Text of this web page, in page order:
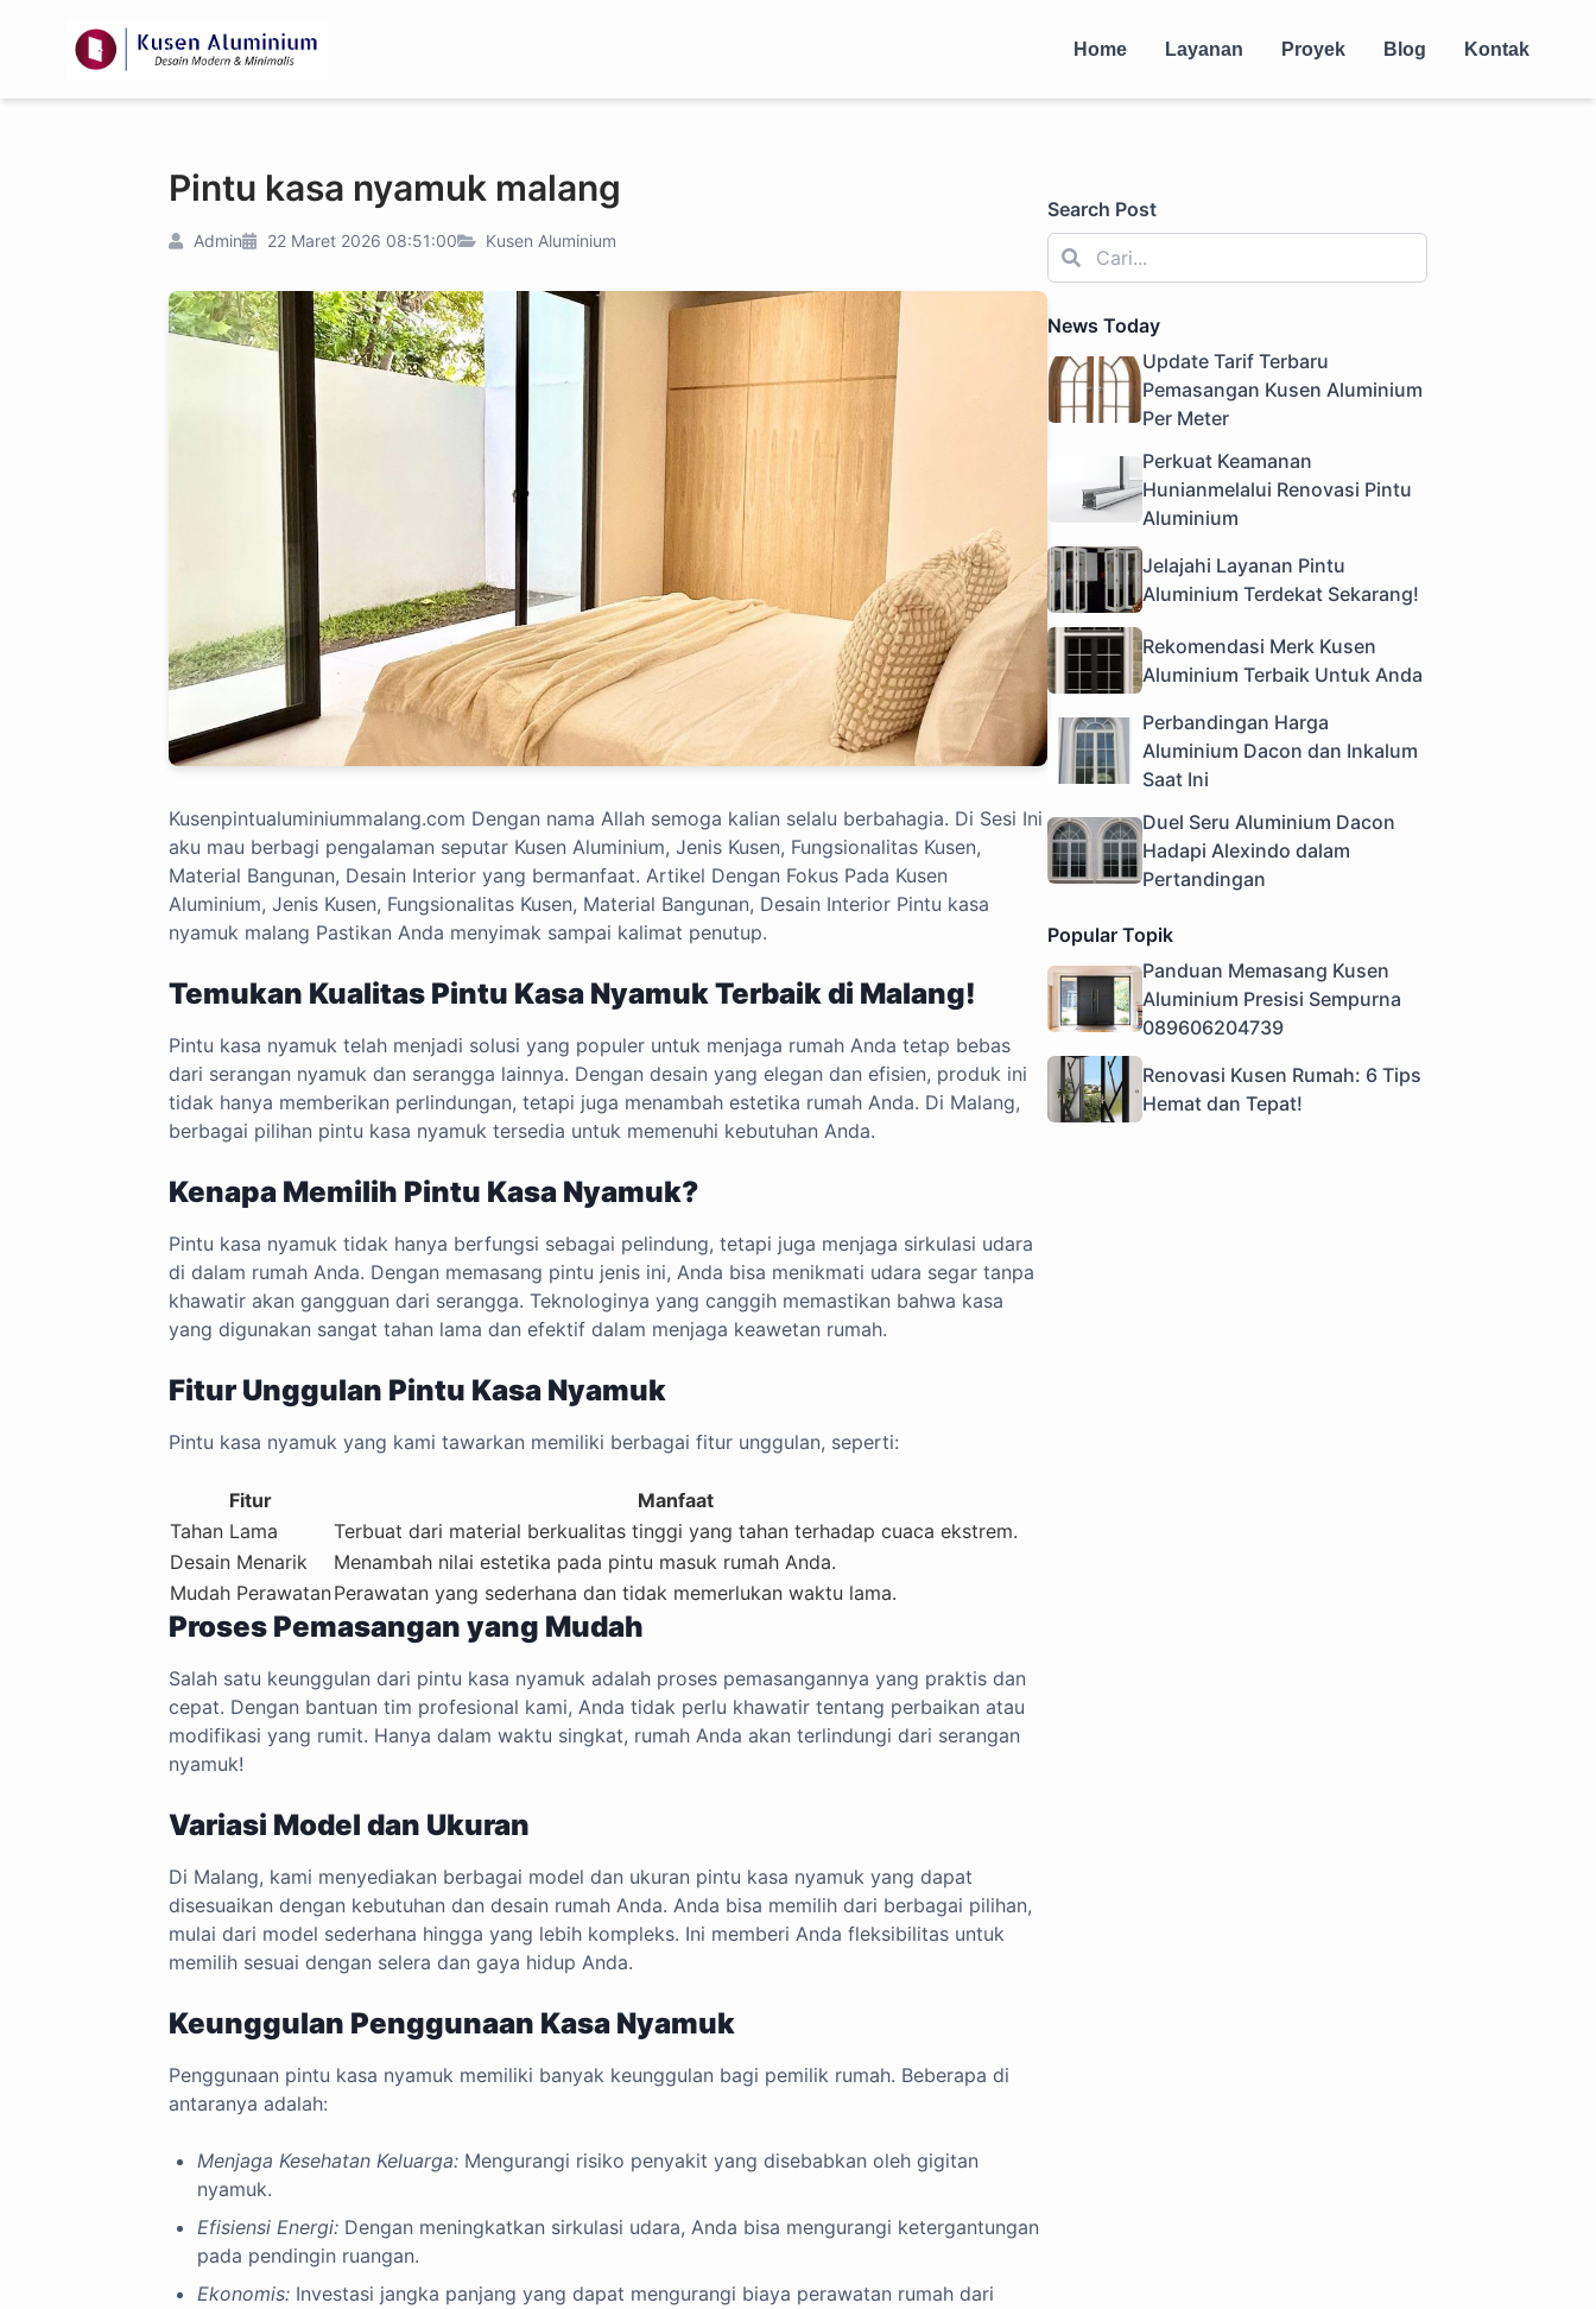
Home Layanan Proyek Blog Kontak
Pintu kasa nyamuk malang
Admin 22 Maret 2026 08:51:00 Kusen Aluminium
Kusenpintualuminiummalang.com Dengan nama Allah semoga kalian selalu berbahagia. Di Sesi Ini
aku mau berbagi pengalaman seputar Kusen Aluminium, Jenis Kusen, Fungsionalitas Kusen,
Material Bangunan, Desain Interior yang bermanfaat. Artikel Dengan Fokus Pada Kusen
Aluminium, Jenis Kusen, Fungsionalitas Kusen, Material Bangunan, Desain Interior Pintu kasa
nyamuk malang Pastikan Anda menyimak sampai kalimat penutup.
Temukan Kualitas Pintu Kasa Nyamuk Terbaik di Malang!
Pintu kasa nyamuk telah menjadi solusi yang populer untuk menjaga rumah Anda tetap bebas
dari serangan nyamuk dan serangga lainnya. Dengan desain yang elegan dan efisien, produk ini
tidak hanya memberikan perlindungan, tetapi juga menambah estetika rumah Anda. Di Malang,
berbagai pilihan pintu kasa nyamuk tersedia untuk memenuhi kebutuhan Anda.
Kenapa Memilih Pintu Kasa Nyamuk?
Pintu kasa nyamuk tidak hanya berfungsi sebagai pelindung, tetapi juga menjaga sirkulasi udara
di dalam rumah Anda. Dengan memasang pintu jenis ini, Anda bisa menikmati udara segar tanpa
khawatir akan gangguan dari serangga. Teknologinya yang canggih memastikan bahwa kasa
yang digunakan sangat tahan lama dan efektif dalam menjaga keawetan rumah.
Fitur Unggulan Pintu Kasa Nyamuk
Pintu kasa nyamuk yang kami tawarkan memiliki berbagai fitur unggulan, seperti:
Fitur
Manfaat
Tahan Lama
Terbuat dari material berkualitas tinggi yang tahan terhadap cuaca ekstrem.
Desain Menarik
Menambah nilai estetika pada pintu masuk rumah Anda.
Mudah PerawatanPerawatan yang sederhana dan tidak memerlukan waktu lama.
Proses Pemasangan yang Mudah
Salah satu keunggulan dari pintu kasa nyamuk adalah proses pemasangannya yang praktis dan
cepat. Dengan bantuan tim profesional kami, Anda tidak perlu khawatir tentang perbaikan atau
modifikasi yang rumit. Hanya dalam waktu singkat, rumah Anda akan terlindungi dari serangan
nyamuk!
Variasi Model dan Ukuran
Di Malang, kami menyediakan berbagai model dan ukuran pintu kasa nyamuk yang dapat
disesuaikan dengan kebutuhan dan desain rumah Anda. Anda bisa memilih dari berbagai pilihan,
mulai dari model sederhana hingga yang lebih kompleks. Ini memberi Anda fleksibilitas untuk
memilih sesuai dengan selera dan gaya hidup Anda.
Keunggulan Penggunaan Kasa Nyamuk
Penggunaan pintu kasa nyamuk memiliki banyak keunggulan bagi pemilik rumah. Beberapa di
antaranya adalah:
Menjaga Kesehatan Keluarga: Mengurangi risiko penyakit yang disebabkan oleh gigitan
nyamuk.
Efisiensi Energi: Dengan meningkatkan sirkulasi udara, Anda bisa mengurangi ketergantungan
pada pendingin ruangan.
Ekonomis: Investasi jangka panjang yang dapat mengurangi biaya perawatan rumah dari
Search Post
News Today
Update Tarif Terbaru
Pemasangan Kusen Aluminium
Per Meter
Perkuat Keamanan
Hunianmelalui Renovasi Pintu
Aluminium
Jelajahi Layanan Pintu
Aluminium Terdekat Sekarang!
Rekomendasi Merk Kusen
Aluminium Terbaik Untuk Anda
Perbandingan Harga
Aluminium Dacon dan Inkalum
Saat Ini
Duel Seru Aluminium Dacon
Hadapi Alexindo dalam
Pertandingan
Popular Topik
Panduan Memasang Kusen
Aluminium Presisi Sempurna
089606204739
Renovasi Kusen Rumah: 6 Tips
Hemat dan Tepat!